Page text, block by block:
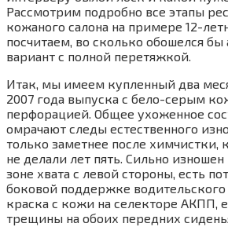
Рассмотрим подробно все этапы
кожаного салона на примере 12-
посчитаем, во сколько обошелся бы
вариант с полной перетяжкой.
Итак, мы имеем купленный два
2007 года выпуска с бело-серым
перфорацией. Общее ухоженное
омрачают следы естественного
только заметнее после химчистки,
не делали лет пять. Сильно изношен
зоне хвата с левой стороны, есть
боковой поддержке водительского
краска с кожи на селекторе АКПП,
трещины на обоих передних